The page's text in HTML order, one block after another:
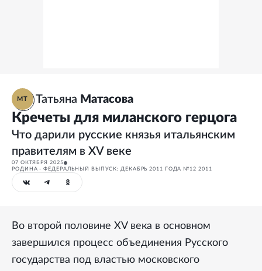
МТ Татьяна Матасова
Кречеты для миланского герцога
Что дарили русские князья итальянским
правителям в XV веке
07 ОКТЯБРЯ 2025
РОДИНА - ФЕДЕРАЛЬНЫЙ ВЫПУСК: ДЕКАБРЬ 2011 ГОДА №12 2011
Во второй половине XV века в основном
завершился процесс объединения Русского
государства под властью московского